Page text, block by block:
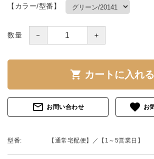
【カラー/型番】
数量 － ＋
shopping_cart カートに入れる
mail_outline お問い合わせ favorite
型番: 【通常宅配便】／【1～5営業日】